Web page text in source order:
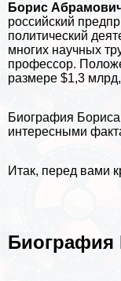
Борис
российский
политический
многих научных
профессор.
размере $1,3
Биография
интересными
Итак, перед вами
Биография